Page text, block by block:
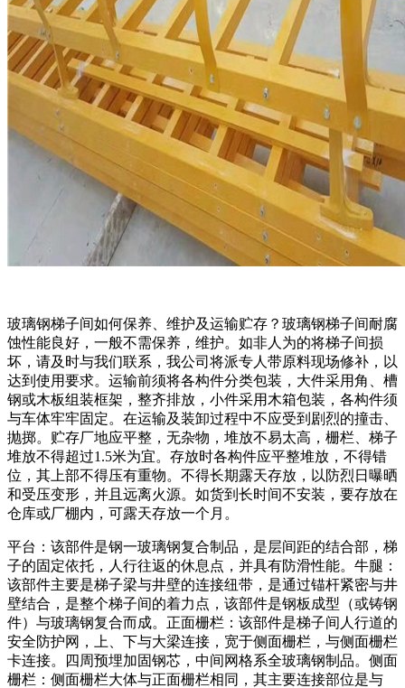
玻璃钢梯子间如何保养、维护及运输贮存？玻璃钢梯子间耐腐
蚀性能良好，一般不需保养，维护。如非人为的将梯子间损
坏，请及时与我们联系，我公司将派专人带原料现场修补，以
达到使用要求。运输前须将各构件分类包装，大件采用角、槽
钢或木板组装框架，整齐排放，小件采用木箱包装，各构件须
与车体牢牢固定。在运输及装卸过程中不应受到剧烈的撞击、
抛掷。贮存厂地应平整，无杂物，堆放不易太高，栅栏、梯子
堆放不得超过1.5米为宜。存放时各构件应平整堆放，不得错
位，其上部不得压有重物。不得长期露天存放，以防烈日曝晒
和受压变形，并且远离火源。如货到长时间不安装，要存放在
仓库或厂棚内，可露天存放一个月。
平台：该部件是钢一玻璃钢复合制品，是层间距的结合部，梯
子的固定依托，人行往返的休息点，并具有防滑性能。牛腿：
该部件主要是梯子梁与井壁的连接纽带，是通过锚杆紧密与井
壁结合，是整个梯子间的着力点，该部件是钢板成型（或铸钢
件）与玻璃钢复合而成。正面栅栏：该部件是梯子间人行道的
安全防护网，上、下与大梁连接，宽于侧面栅栏，与侧面栅栏
卡连接。四周预埋加固钢芯，中间网格系全玻璃钢制品。侧面
栅栏：侧面栅栏大体与正面栅栏相同，其主要连接部位是与